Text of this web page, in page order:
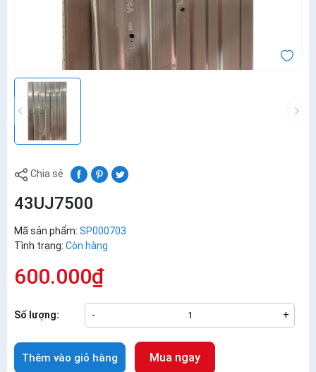
Chia sẻ
43UJ7500
Mã sản phẩm: SP000703
Tình trạng: Còn hàng
600.000₫
Số lượng: - +
Thêm vào giỏ hàng Mua ngay